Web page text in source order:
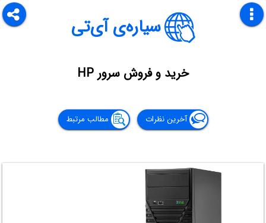
سیاره‌ی آی‌تی
خرید و فروش سرور HP
آخرین نظرات مطالب مرتبط